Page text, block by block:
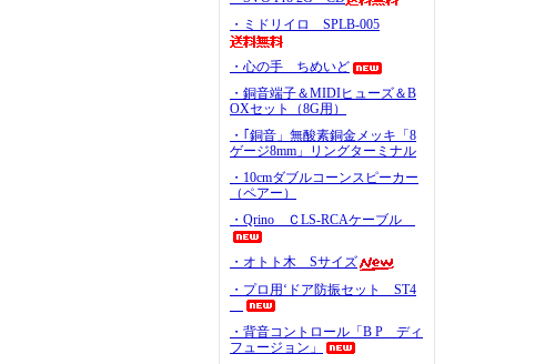
・ミドリイロ SPLB-005
・心の手 ちめいど
・銅音端子＆MIDIヒューズ＆B
OXセット（8G用）
・｢銅音」無酸素銅金メッキ「8
ゲージ8mm」リングターミナル
・10cmダブルコーンスピーカー
（ペアー）
・Qrino ＣLS-RCAケーブル
・オトト木 Sサイズ
・プロ用‘ドア防振セット ST4
・背音コントロール「B P ディ
フュージョン」